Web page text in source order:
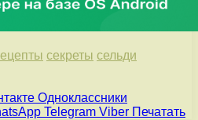
секреты сельди
Одноклассники
Telegram Viber Печатать